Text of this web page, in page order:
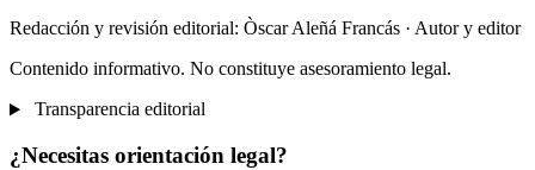
Redacción y revisión editorial: Òscar Aleñá Francás · Autor y editor
Contenido informativo. No constituye asesoramiento legal.
Transparencia editorial
¿Necesitas orientación legal?